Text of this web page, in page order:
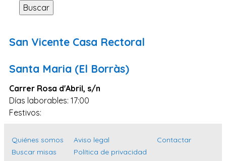
Sevilla
Santa Cruz de Tenerife
Cantabria
Las Palmas
Málaga
Toledo
Buscar
San Vicente Casa Rectoral
Santa Maria (El Borràs)
Carrer Rosa d'Abril, s/n
Días laborables: 17:00
Festivos:
Quiénes somos
Buscar misas
Aviso legal
Política de privacidad
Contactar